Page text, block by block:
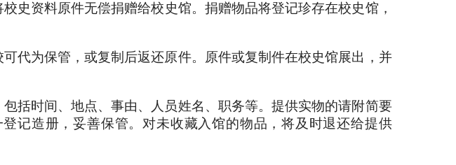
史资料原件无偿捐赠给校史馆。捐赠物品将登记珍存在校史馆，
代为保管，或复制后返还原件。原件或复制件在校史馆展出，并
包括时间、地点、事由、人员姓名、职务等。提供实物的请附简要
记造册，妥善保管。对未收藏入馆的物品，将及时退还给提供